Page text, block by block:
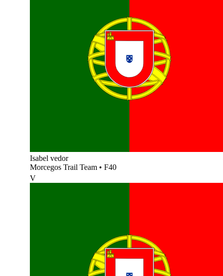
Isabel vedor
Morcegos Trail Team • F40
V